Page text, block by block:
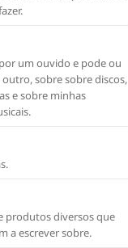
um ouvido e pode ou
sobre sobre discos,
e sobre minhas
produtos diversos que
a escrever sobre.